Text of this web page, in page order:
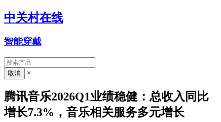
中关村在线
智能穿戴
×
腾讯音乐2026Q1业绩稳健：总收入同比
增长7.3%，音乐相关服务多元增长